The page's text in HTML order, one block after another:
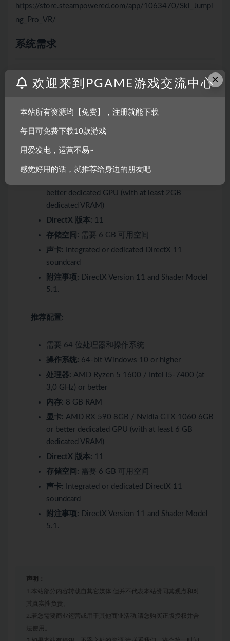
https://store.steampowered.com/app/1063470/Ski_Jumpi
ng_Pro_VR/
系统需求
最低配置:
需要 64 位处理器和操作系统
GHz) or better
内存:8 GB RAM
better dedicated GPU (with at least 2GB
dedicated VRAM)
DirectX 版本: 11
存储空间: 需要 6 GB 可用空间
声卡: Integrated or dedicated DirectX 11
soundcard
附注事项: DirectX Version 11 and Shader Model
5.1.
推荐配置:
需要 64 位处理器和操作系统
操作系统: 64-bit Windows 10 or higher
处理器: AMD Ryzen 5 1600 / Intel i5-7400 (at
3,0 GHz) or better
内存: 8 GB RAM
显卡: AMD RX 590 8GB / Nvidia GTX 1060 6GB
or better dedicated GPU (with at least 6 GB
dedicated VRAM)
DirectX 版本: 11
存储空间: 需要 6 GB 可用空间
声卡: Integrated or dedicated DirectX 11
soundcard
附注事项: DirectX Version 11 and Shader Model
5.1.
声明：
1.本站部分内容转载自其它媒体,但并不代表本站赞同其观点和对
其真实性负责。
2.若您需要商业运营或用于其他商业活动,请您购买正版授权并合
法使用。
×
欢迎来到PGAME游戏交流中心
本站所有资源均【免费】，注册就能下载
每日可免费下载10款游戏
用爱发电，运营不易~
感觉好用的话，就推荐给身边的朋友吧